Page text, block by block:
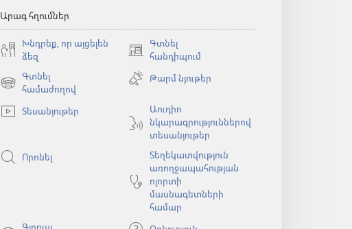
Արագ հղումներ
Խնդրեք, որ այցելեն
ձեզ
Գտնել
հանդիպում
(բացվում
նոր
Գտնել
համաժողով
(բացվում
նոր
Թարմ նյութեր
Տեսանյութեր
Աուդիո
նկարագրություններով
տեսանյութեր
Որոնել
Տեղեկատվություն
առողջապահության
ոլորտի
մասնագետների
համար